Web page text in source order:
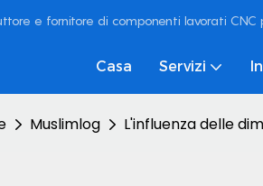
e fornitore di componenti lavorati
Casa Servizi
Muslimlog L'influenza delle